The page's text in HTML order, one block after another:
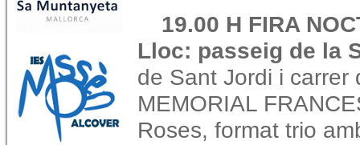
19.00 H FIRA
Lloc: passeig de la
de Sant Jordi i
MEMORIAL
Roses, format trio